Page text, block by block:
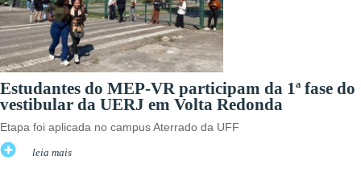
Estudantes do MEP-VR participam da 1ª fase do
vestibular da UERJ em Volta Redonda
Etapa foi aplicada no campus Aterrado da UFF
leia mais